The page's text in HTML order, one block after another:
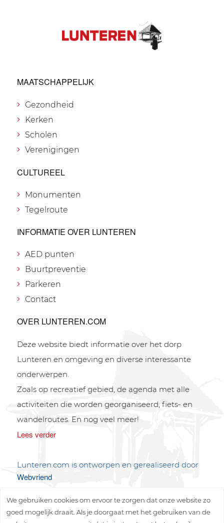
MAATSCHAPPELIJK
Gezondheid
Kerken
Scholen
Verenigingen
CULTUREEL
Monumenten
Tegelroute
INFORMATIE OVER LUNTEREN
AED punten
Buurtpreventie
Parkeren
Contact
OVER LUNTEREN.COM
Deze website biedt informatie over het dorp
Lunteren en omgeving en diverse interessante
onderwerpen.
Zoals op recreatief gebied, de agenda met alle
activiteiten die worden georganiseerd, fiets- en
wandelroutes. En nog veel meer!
Lees verder
Lunteren.com is ontworpen en gerealiseerd door
Webvriend
We gebruiken cookies om ervoor te zorgen dat onze website zo
goed mogelijk draait. Als je doorgaat met het gebruiken van de